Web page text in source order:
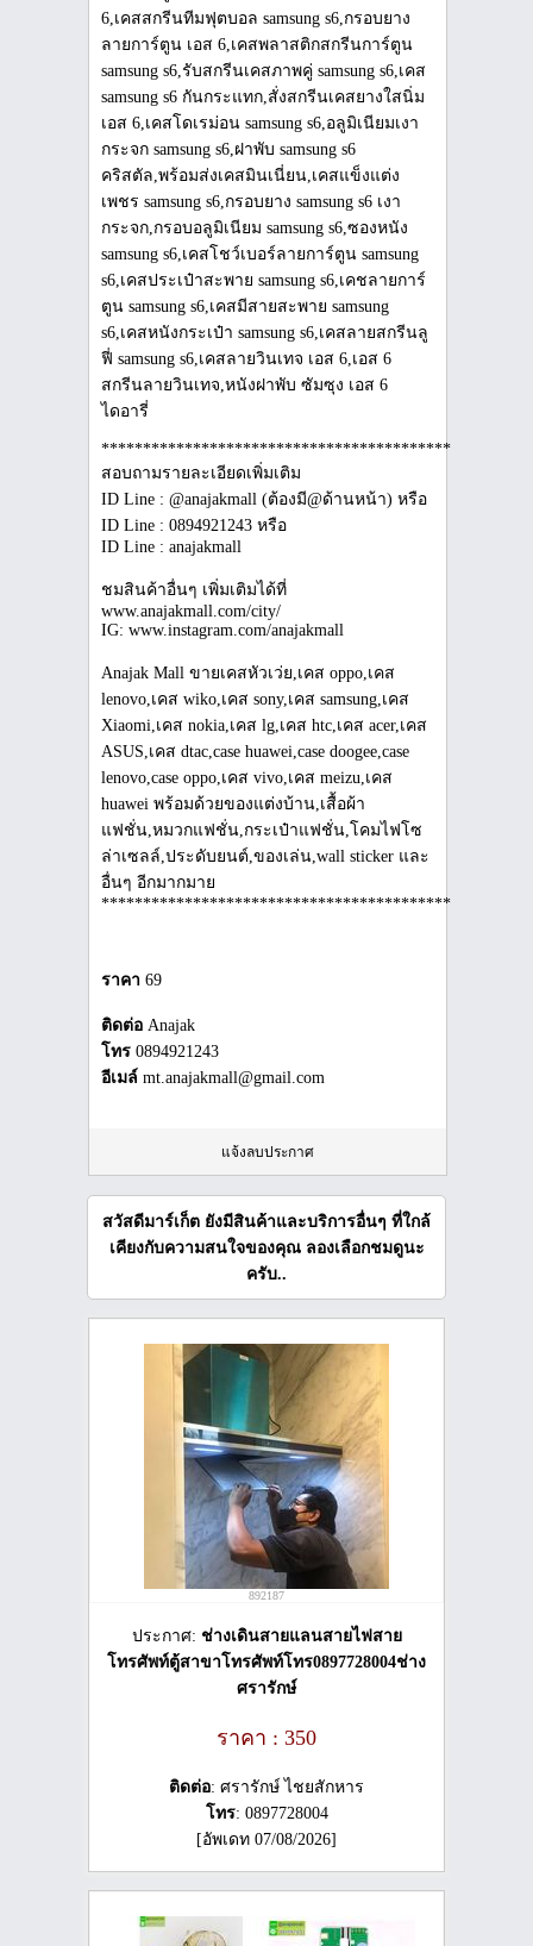
สอบถามรายละเอียดเพิ่มเติม
ID Line : @anajakmall (ต้องมี@ด้านหน้า) หรือ
ID Line : 0894921243 หรือ
ID Line : anajakmall
ชมสินค้าอื่นๆ เพิ่มเติมได้ที่
www.anajakmall.com/city/
IG: www.instagram.com/anajakmall
Anajak Mall ขายเคสหัวเว่ย,เคส oppo,เคส
lenovo,เคส wiko,เคส sony,เคส samsung,เคส
Xiaomi,เคส nokia,เคส lg,เคส htc,เคส acer,เคส
ASUS,เคส dtac,case huawei,case doogee,case
lenovo,case oppo,เคส vivo,เคส meizu,เคส
huawei พร้อมด้วยของแต่งบ้าน,เสื้อผ้า
แฟชั่น,หมวกแฟชั่น,กระเป๋าแฟชั่น,โคมไฟโซ
ล่าเซลล์,ประดับยนต์,ของเล่น,wall sticker และ
อื่นๆ อีกมากมาย
ราคา 69
ติดต่อ Anajak
โทร 0894921243
อีเมล์ mt.anajakmall@gmail.com
แจ้งลบประกาศ
สวัสดีมาร์เก็ต ยังมีสินค้าและบริการอื่นๆ ที่ใกล้
เคียงกับความสนใจของคุณ ลองเลือกชมดูนะ
ครับ..
892187
ประกาศ: ช่างเดินสายแลนสายไฟสาย
โทรศัพท์ตู้สาขาโทรศัพท์โทร0897728004ช่าง
ศรารักษ์
ราคา : 350
ติดต่อ: ศรารักษ์ ไชยสักหาร
โทร: 0897728004
[อัพเดท 07/08/2026]